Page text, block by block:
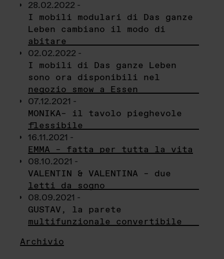
28.02.2022 -
I mobili modulari di Das ganze
Leben cambiano il modo di
abitare
02.02.2022 -
I mobili di Das ganze Leben
sono ora disponibili nel
negozio smow a Essen
07.12.2021 -
MONIKA– il tavolo pieghevole
flessibile
16.11.2021 -
EMMA – fatta per tutta la vita
08.10.2021 -
VALENTIN & VALENTINA – due
letti da sogno
08.09.2021 -
GUSTAV, la parete
multifunzionale convertibile
Archivio